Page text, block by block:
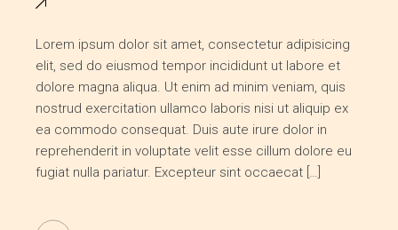
Lorem ipsum dolor sit amet, consectetur adipisicing
elit, sed do eiusmod tempor incididunt ut labore et
dolore magna aliqua. Ut enim ad minim veniam, quis
nostrud exercitation ullamco laboris nisi ut aliquip ex
ea commodo consequat. Duis aute irure dolor in
reprehenderit in voluptate velit esse cillum dolore eu
fugiat nulla pariatur. Excepteur sint occaecat […]